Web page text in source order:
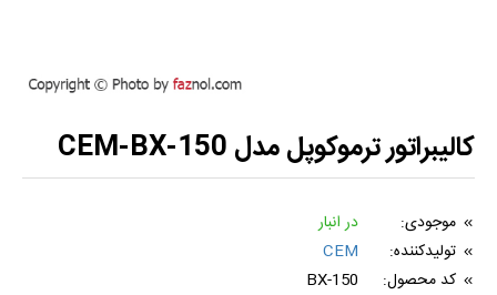
کالیبراتور ترموکوپل مدل CEM-BX-150
موجودی:
در انبار
تولیدکننده:
CEM
کد محصول:
BX-150